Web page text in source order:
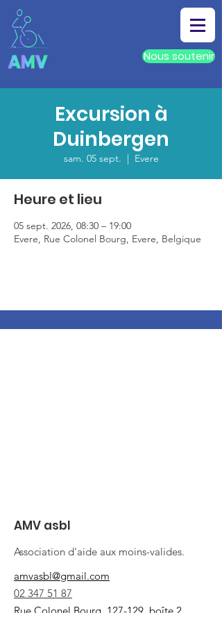
Nous soutenir
Excursion à
Duinbergen
sam. 05 sept.
  |
Evere
Heure et lieu
05 sept. 2026, 08:30 – 19:00
Evere, Rue Colonel Bourg, Evere, Belgique
AMV asbl
Association d'aide aux moins-valides.
amvasbl@gmail.com
02 347 51 87
Rue Colonel Bourg, 127-129, boîte 2